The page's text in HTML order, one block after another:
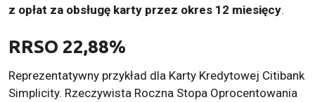
z opłat za obsługę karty przez okres 12 miesięcy.
RRSO 22,88%
Reprezentatywny przykład dla Karty Kredytowej Citibank
Simplicity. Rzeczywista Roczna Stopa Oprocentowania